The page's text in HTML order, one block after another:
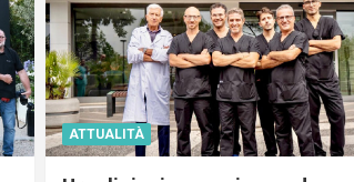
ATTUALITÀ